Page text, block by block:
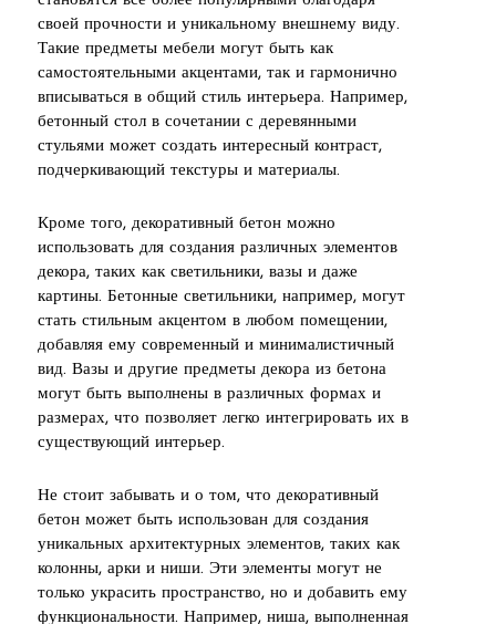
своей прочности и уникальному внешнему виду.
Такие предметы мебели могут быть как
самостоятельными акцентами, так и гармонично
вписываться в общий стиль интерьера. Например,
бетонный стол в сочетании с деревянными
стульями может создать интересный контраст,
подчеркивающий текстуры и материалы.
Кроме того, декоративный бетон можно
использовать для создания различных элементов
декора, таких как светильники, вазы и даже
картины. Бетонные светильники, например, могут
стать стильным акцентом в любом помещении,
добавляя ему современный и минималистичный
вид. Вазы и другие предметы декора из бетона
могут быть выполнены в различных формах и
размерах, что позволяет легко интегрировать их в
существующий интерьер.
Не стоит забывать и о том, что декоративный
бетон может быть использован для создания
уникальных архитектурных элементов, таких как
колонны, арки и ниши. Эти элементы могут не
только украсить пространство, но и добавить ему
функциональности. Например, ниша, выполненная